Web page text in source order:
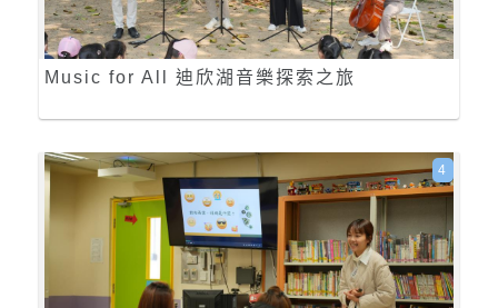
Music for All 迪欣湖音樂探索之旅
4